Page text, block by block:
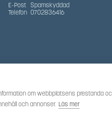
om webbplatsens prestanda
och annonser. Läs mer
E-Post Spamskyddad
Telefon 0702836416